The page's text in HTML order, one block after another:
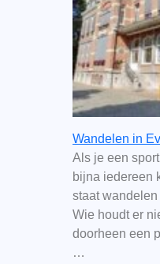
Wandelen in
Als je een
bijna iedereen
staat
Wie houdt er
doorheen een
…